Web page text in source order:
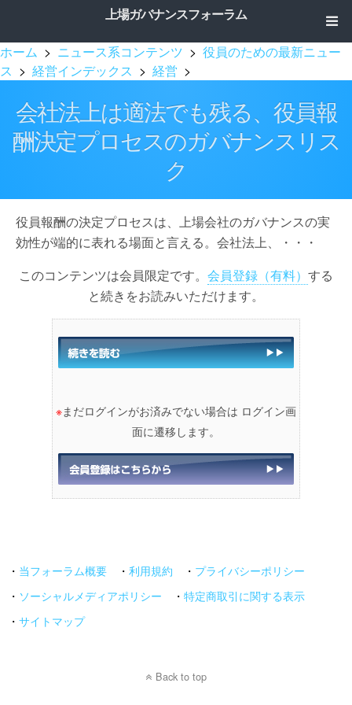
上場ガバナンスフォーラム
ホーム > ニュース系コンテンツ > 役員のための最新ニュー
ス > 経営インデックス > 経営 >
会社法上は適法でも残る、役員報
酬決定プロセスのガバナンスリス
ク
役員報酬の決定プロセスは、上場会社のガバナンスの実
効性が端的に表れる場面と言える。会社法上、・・・
このコンテンツは会員限定です。 会員登録（有料） する
と続きをお読みいただけます。
※まだログインがお済みでない場合は ログイン画
面に遷移します。
・ 当フォーラム概要 ・ 利用規約 ・ プライバシーポリシー
・ ソーシャルメディアポリシー ・ 特定商取引に関する表示
・ サイトマップ
Back to top